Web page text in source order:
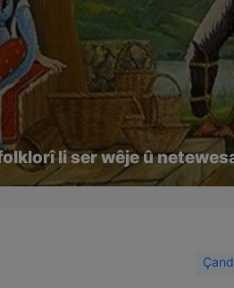
li ser wêje û